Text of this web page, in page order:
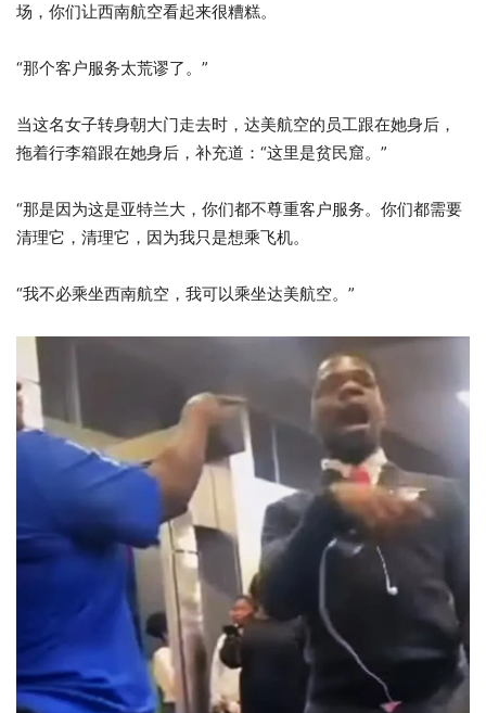
场，你们让西南航空看起来很糟糕。
“那个客户服务太荒谬​​了。”
当这名女子转身朝大门走去时，达美航空的员工跟在她身后，
拖着行李箱跟在她身后，补充道：“这里是贫民窟。”
“那是因为这是亚特兰大，你们都不尊重客户服务。你们都需要
清理它，清理它，因为我只是想乘飞机。
“我不必乘坐西南航空，我可以乘坐达美航空。”